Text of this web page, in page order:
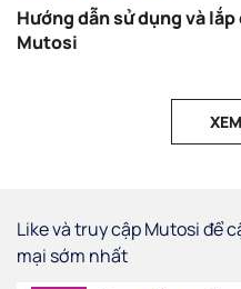
Hướng dẫn sử dụng và
Mutosi
Like và truy cập Mutosi để
mại sớm nhất